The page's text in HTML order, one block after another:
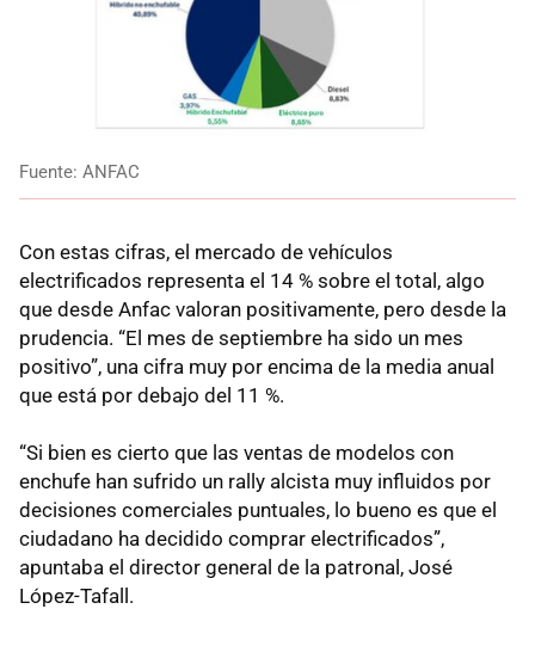
Fuente: ANFAC
Con estas cifras, el mercado de vehículos
electrificados representa el 14 % sobre el total, algo
que desde Anfac valoran positivamente, pero desde la
prudencia. “El mes de septiembre ha sido un mes
positivo”, una cifra muy por encima de la media anual
que está por debajo del 11 %.
“Si bien es cierto que las ventas de modelos con
enchufe han sufrido un rally alcista muy influidos por
decisiones comerciales puntuales, lo bueno es que el
ciudadano ha decidido comprar electrificados”,
apuntaba el director general de la patronal, José
López-Tafall.